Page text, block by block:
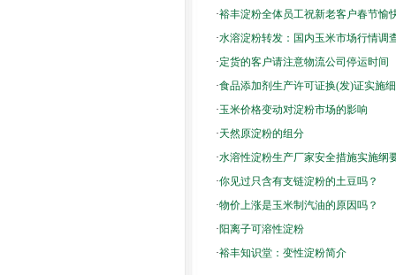
·裕丰淀粉全体员工祝新老客户春节愉
·水溶淀粉转发：国内玉米市场行情调
·定货的客户请注意物流公司停运时间
·食品添加剂生产许可证换(发)证实施
·玉米价格变动对淀粉市场的影响
·天然原淀粉的组分
·水溶性淀粉生产厂家安全措施实施纲
·你见过只含有支链淀粉的土豆吗？
·物价上涨是玉米制汽油的原因吗？
·阳离子可溶性淀粉
·裕丰知识堂：变性淀粉简介